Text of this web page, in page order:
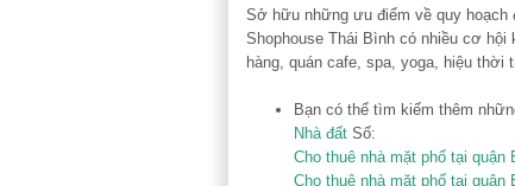
Sở hữu những ưu điểm về quy hoạch
Shophouse Thái Bình có nhiều cơ
hàng, quán cafe, spa, yoga, hiệu thời
Bạn có thể tìm kiếm thêm
Nhà đất Số:
Cho thuê nhà mặt phố tại quận
Cho thuê nhà mặt phố tại quận